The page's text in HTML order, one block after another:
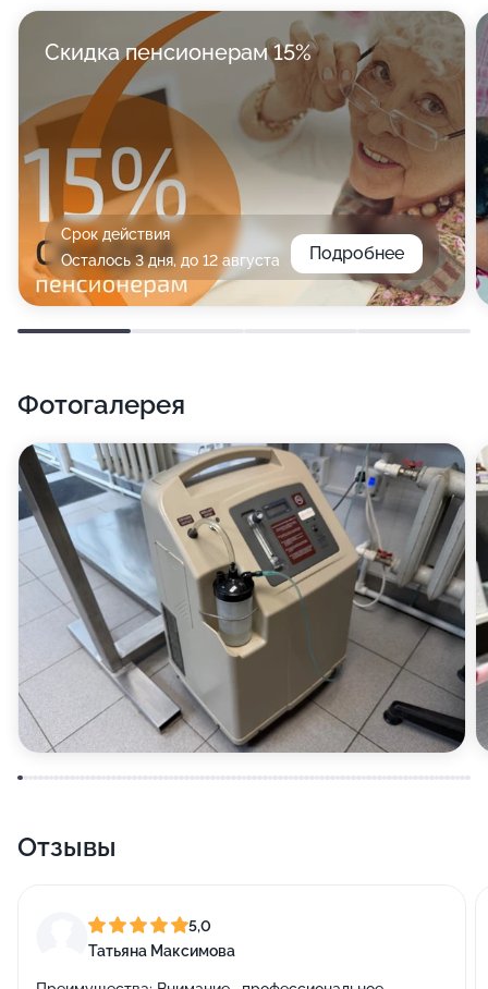
Скидка пенсионерам 15%
Срок действия
Осталось 3 дня, до 12 августа
Подробнее
Фотогалерея
Отзывы
5,0
Татьяна Максимова